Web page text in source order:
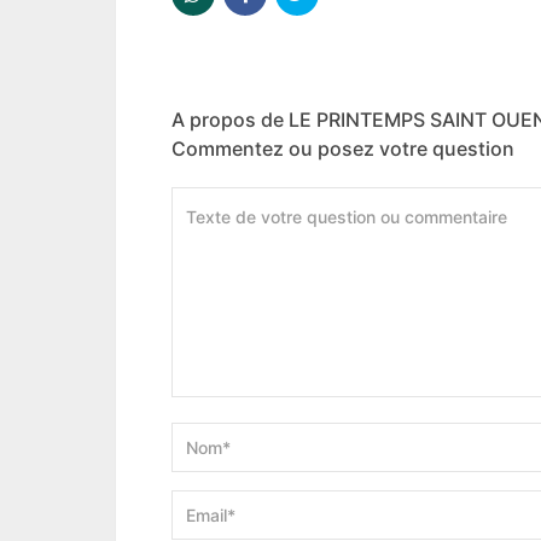
A propos de LE PRINTEMPS SAINT
Commentez ou posez votre question